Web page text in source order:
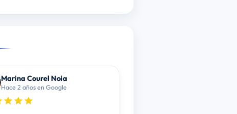
Marina Courel Noia
Hace 2 años en Google